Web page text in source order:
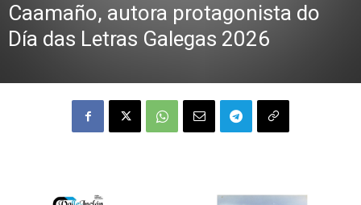
Caamaño, autora protagonista do
Día das Letras Galegas 2026